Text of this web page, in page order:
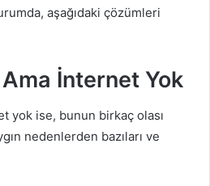
aşağıdaki çözümleri
İnternet Yok
yok ise, bunun birkaç olası
nedenlerden bazıları ve